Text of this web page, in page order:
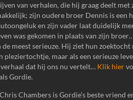
van verhalen, die hij graag deelt met
zijn oudere broer Dennis is een
en zijn vader laat duidelijk
was gekomen in plaats van zijn
meest serieuze. Hij ziet hun zoektocht
pleziertochtje, maar als een serieuze
dat hij ons nu vertelt… Klik hier
Gordie.
Chris Chambers is Gordie’s beste vriend